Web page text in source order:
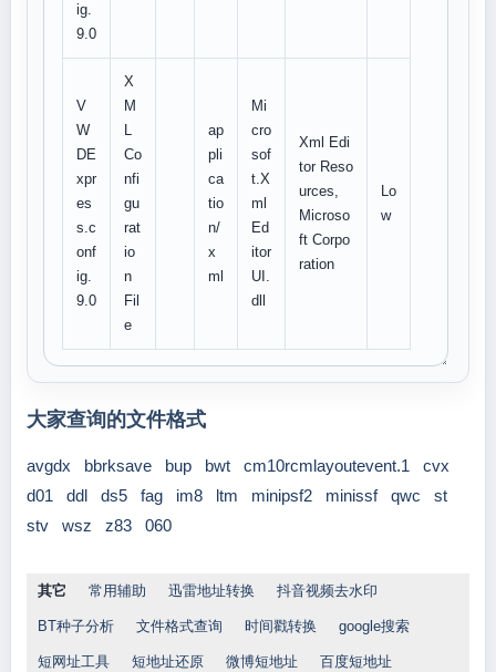
ig.
9.0
V
W
DE
xpr
es
s.c
onf
ig.
9.0
X
M
L
Co
nfi
gu
rat
io
n
Fil
e
ap
pli
ca
tio
n/
x
ml
Mi
cro
sof
t.X
ml
Ed
itor
UI.
dll
Xml Edi
tor Reso
urces,
Microso
ft Corpo
ration
Lo
w
大家查询的文件格式
avgdx bbrksave bup bwt cm10rcmlayoutevent.1
cvx
d01
ddl ds5 fag im8 ltm minipsf2 minissf qwc
st
stv
wsz z83 060
其它 常用辅助 迅雷地址转换 抖音视频去水印
BT种子分析 文件格式查询 时间戳转换 google搜索
短网址工具 短地址还原 微博短地址 百度短地址